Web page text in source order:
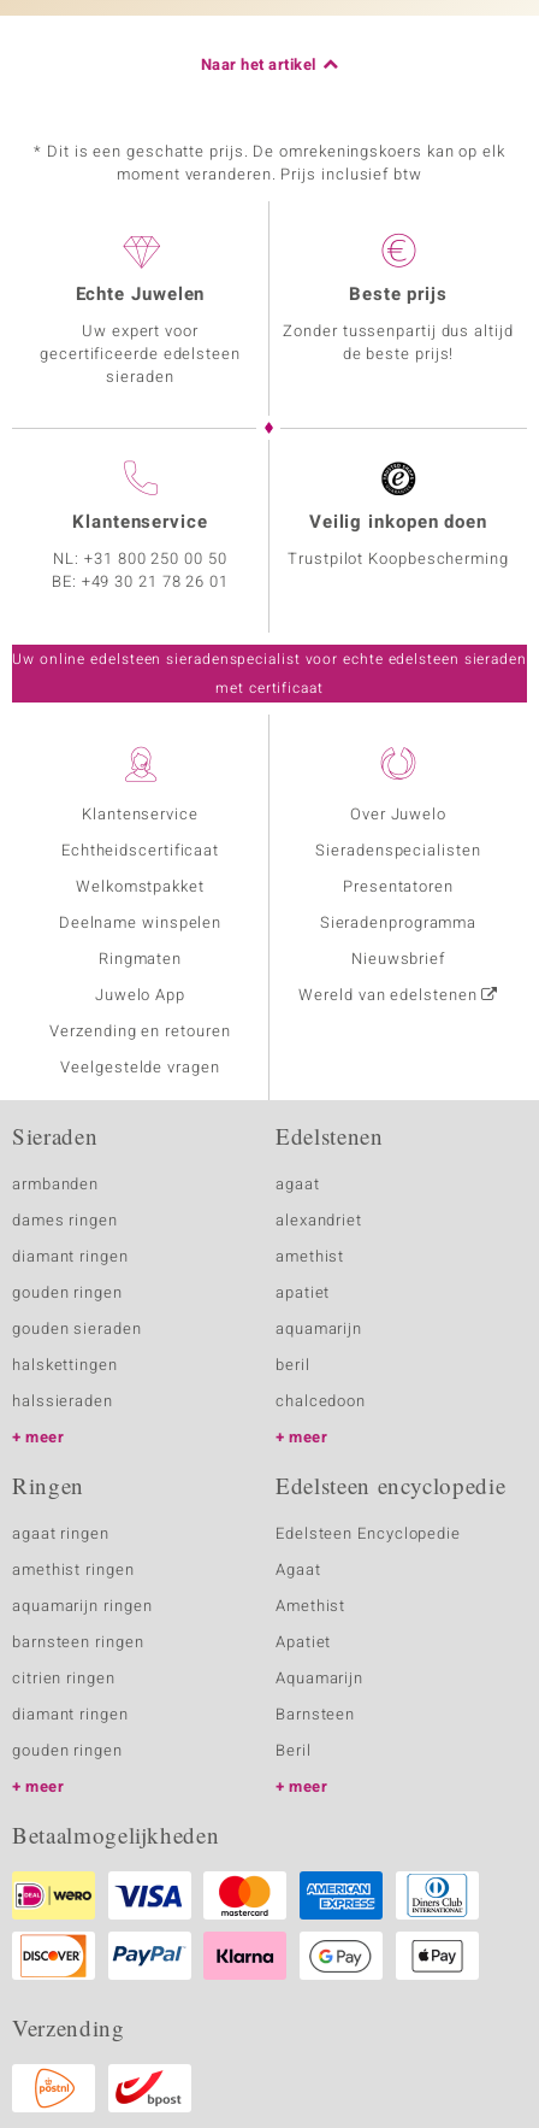
Naar het artikel
* Dit is een geschatte prijs. De omrekeningskoers kan op elk
moment veranderen. Prijs inclusief btw
Klantenservice
Echtheidscertificaat
Welkomstpakket
Deelname winspelen
Ringmaten
Juwelo App
Verzending en retouren
Veelgestelde vragen
Over Juwelo
Sieradenspecialisten
Presentatoren
Sieradenprogramma
Nieuwsbrief
Wereld van edelstenen
Echte Juwelen
Uw expert voor
gecertificeerde edelsteen
sieraden
Beste prijs
Zonder tussenpartij dus altijd
de beste prijs!
Klantenservice
NL:+31 800 250 00 50
BE: +49 30 21 78 26 01
Veilig inkopen doen
Trustpilot Koopbescherming
Uw online edelsteen sieradenspecialist voor echte edelsteen sieraden
met certificaat
Sieraden
armbanden
dames ringen
diamant ringen
gouden ringen
gouden sieraden
halskettingen
halssieraden
meer
Edelstenen
agaat
alexandriet
amethist
apatiet
aquamarijn
beril
chalcedoon
meer
Ringen
agaat ringen
amethist ringen
aquamarijn ringen
barnsteen ringen
citrien ringen
diamant ringen
gouden ringen
meer
Edelsteen encyclopedie
Edelsteen Encyclopedie
Agaat
Amethist
Apatiet
Aquamarijn
Barnsteen
Beril
meer
Betaalmogelijkheden
Verzending